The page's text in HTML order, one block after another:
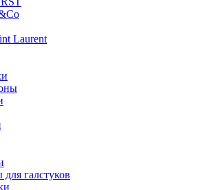
Laurent
галстуков